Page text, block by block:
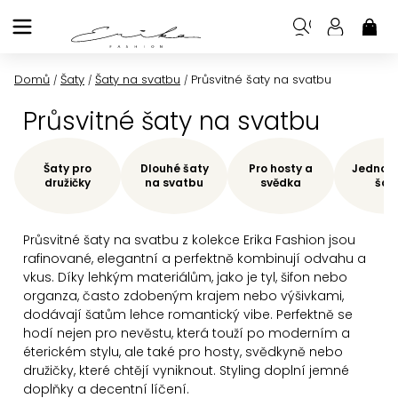
na
Domů / Šaty / Šaty na svatbu / Průsvitné šaty na svatbu
Průsvitné šaty na svatbu
Průsvitné šaty na svatbu z kolekce Erika Fashion jsou
rafinované, elegantní a perfektně kombinují odvahu a
vkus. Díky lehkým materiálům, jako je tyl, šifon nebo
organza, často zdobeným krajem nebo výšivkami,
dodávají šatům lehce romantický vibe. Perfektně se
hodí nejen pro nevěstu, která touží po moderním a
éterickém stylu, ale také pro hosty, svědkyně nebo
družičky, které chtějí vyniknout. Styling doplní jemné
doplňky a decentní líčení.
Šaty pro
družičky
Dlouhé šaty
na svatbu
Pro hosty a
svědka